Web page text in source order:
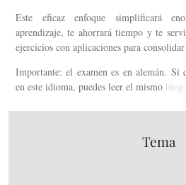
Este eficaz enfoque simplificará
aprendizaje, te ahorrará tiempo y te
ejercicios con aplicaciones para
Importante: el examen es en alemán. Si
en este idioma, puedes leer el mismo blog
Tema